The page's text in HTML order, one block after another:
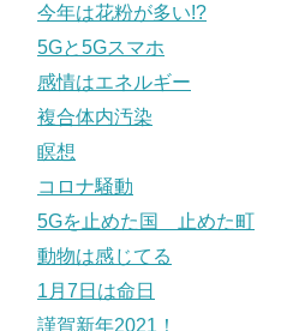
今年は花粉が多い!?
5Gと5Gスマホ
感情はエネルギー
複合体内汚染
瞑想
コロナ騒動
5Gを止めた国 止めた町
動物は感じてる
1月7日は命日
謹賀新年2021！